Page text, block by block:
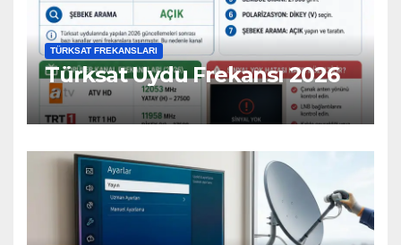
TÜRKSAT FREKANSLARI
Türksat Uydu Frekansı 2026